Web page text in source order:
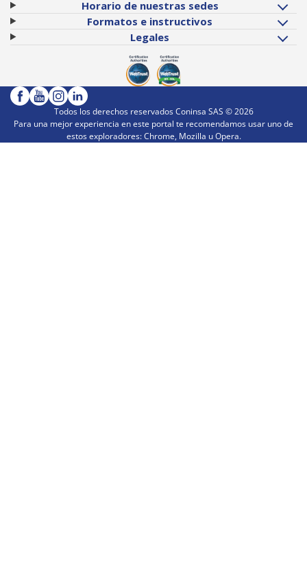
Horario de nuestras sedes
Formatos e instructivos
Legales
Todos los derechos reservados Coninsa SAS ©2026
Para una mejor experiencia en este portal te recomendamos usar uno de
estos exploradores: Chrome, Mozilla u Opera.